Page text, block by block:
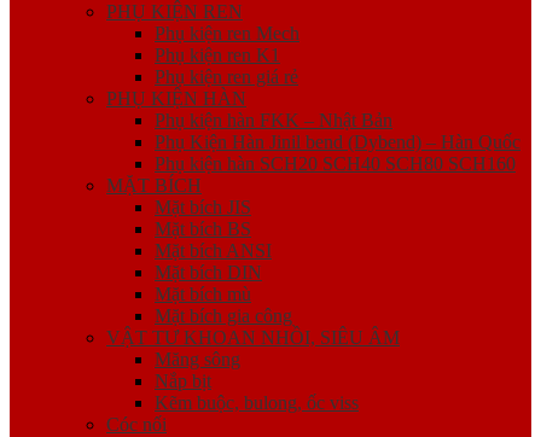
PHỤ KIỆN REN
Phụ kiện ren Mech
Phụ kiện ren K1
Phụ kiện ren giá rẻ
PHỤ KIỆN HÀN
Phụ kiện hàn FKK – Nhật Bản
Phụ Kiện Hàn Jinil bend (Dybend) – Hàn Quốc
Phụ kiện hàn SCH20 SCH40 SCH80 SCH160
MẶT BÍCH
Mặt bích JIS
Mặt bích BS
Mặt bích ANSI
Mặt bích DIN
Mặt bích mù
Mặt bích gia công
VẬT TƯ KHOAN NHỒI, SIÊU ÂM
Măng sông
Nắp bịt
Kẽm buộc, bulong, ốc viss
Cóc nối